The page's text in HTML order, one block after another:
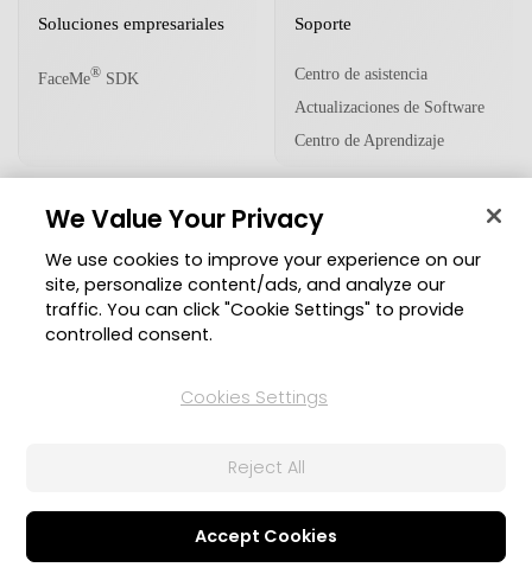
Soluciones empresariales
FaceMe® SDK
Soporte
Centro de asistencia
Actualizaciones de Software
Centro de Aprendizaje
Comunidad
Zona de Miembros
Blog
© 2026 CyberLink Corp. Todos los derechos reservados.
Política de privacidad
Condiciones de Servicio
Configuración de cookies
We Value Your Privacy
We use cookies to improve your experience on our
site, personalize content/ads, and analyze our
traffic. You can click "Cookie Settings" to provide
controlled consent.
Cookies Settings
Reject All
Accept Cookies